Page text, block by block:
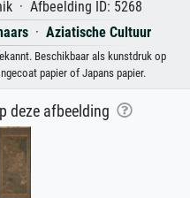
· Afbeelding ID: 5268
· Aziatische Cultuur
Beschikbaar als kunstdruk op
papier of Japans papier.
deze afbeelding